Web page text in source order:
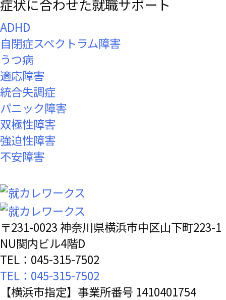
症状に合わせた就職サポート
ADHD
自閉症スペクトラム障害
うつ病
適応障害
統合失調症
パニック障害
双極性障害
強迫性障害
不安障害
〒231-0023 神奈川県横浜市中区山下町223-1
NU関内ビル4階D
TEL：045-315-7502
TEL：045-315-7502
【横浜市指定】事業所番号 1410401754